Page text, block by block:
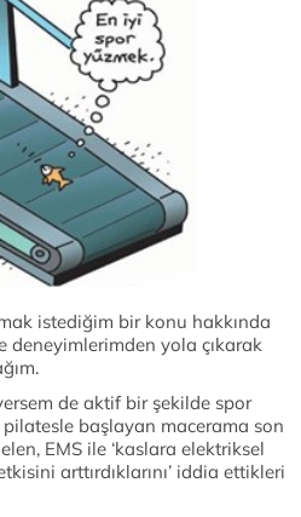
istediğim bir konu hakkında
deneyimlerimden yola çıkarak
de aktif bir şekilde spor
başlayan macerama son
EMS ile ‘kaslara elektriksel
arttırdıklarını’ iddia ettikleri